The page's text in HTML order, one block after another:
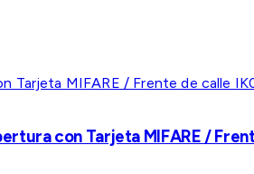
con Tarjeta MIFARE /